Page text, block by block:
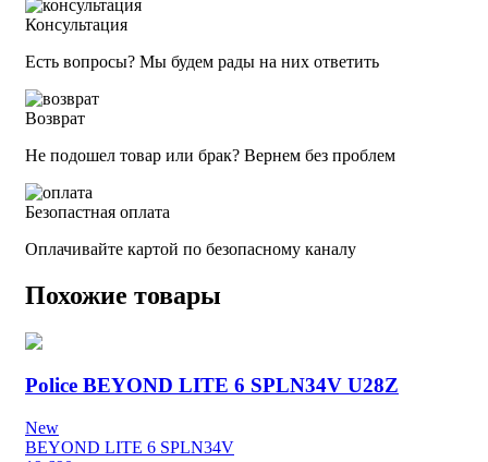
Консультация
Есть вопросы? Мы будем рады на них ответить
Возврат
Не подошел товар или брак? Вернем без проблем
Безопастная оплата
Оплачивайте картой по безопасному каналу
Похожие товары
Police BEYOND LITE 6 SPLN34V U28Z
New
BEYOND LITE 6 SPLN34V